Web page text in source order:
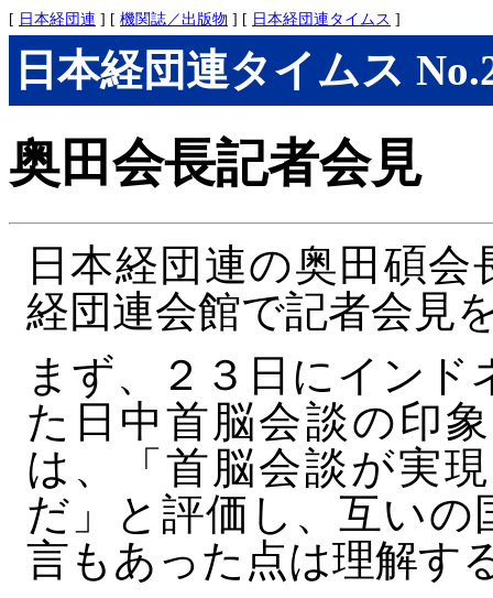
[ 日本経団連 ] [ 機関誌／出版物 ] [ 日本経団連タイムス ]
日本経団連タイムス
奥田会長記者会見
日本経団連の奥田碩
経団連会館で記者会見
まず、２３日にイン
た日中首脳会談の印
は、「首脳会談が実
だ」と評価し、互い
言もあった点は理解す